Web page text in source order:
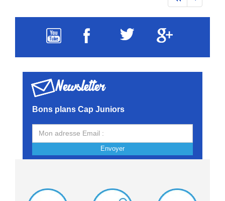
Newsletter
Bons plans Cap Juniors
Envoyer